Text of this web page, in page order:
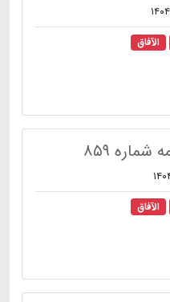
الآفاق
۸۵۹
الآفاق